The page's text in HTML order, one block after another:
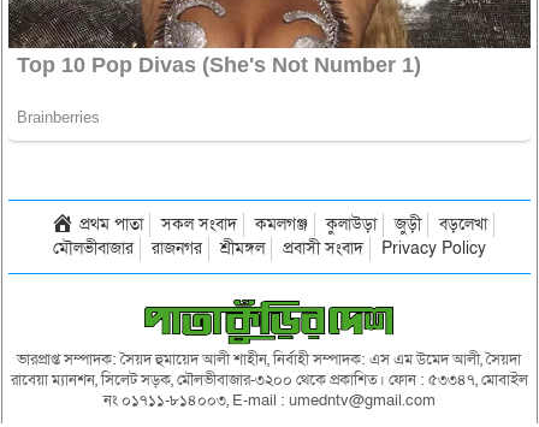
প্রথম পাতা সকল সংবাদ কমলগঞ্জ কুলাউড়া জুড়ী
বড়লেখা
মৌলভীবাজার
রাজনগর শ্রীমঙ্গল প্রবাসী সংবাদ Privacy Policy
ভারপ্রাপ্ত সম্পাদক: সৈয়দ হুমায়েদ আলী শাহীন, নির্বাহী সম্পাদক: এস এম উমেদ আলী, সৈয়দা
রাবেয়া ম্যানশন, সিলেট সড়ক, মৌলভীবাজার-৩২০০ থেকে প্রকাশিত। ফোন : ৫৩৩৪৭, মোবাইল
নং ০১৭১১-৮১৪০০৩, E-mail : umedntv@gmail.com